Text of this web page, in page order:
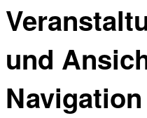
und
Navigation